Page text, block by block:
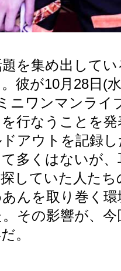
題を集め出して
彼が10月 28日(水
ミニワンマンライ
行なうことを
アウトを記録
多くはないが
していた人た
んを取り巻く
その影響が、
。